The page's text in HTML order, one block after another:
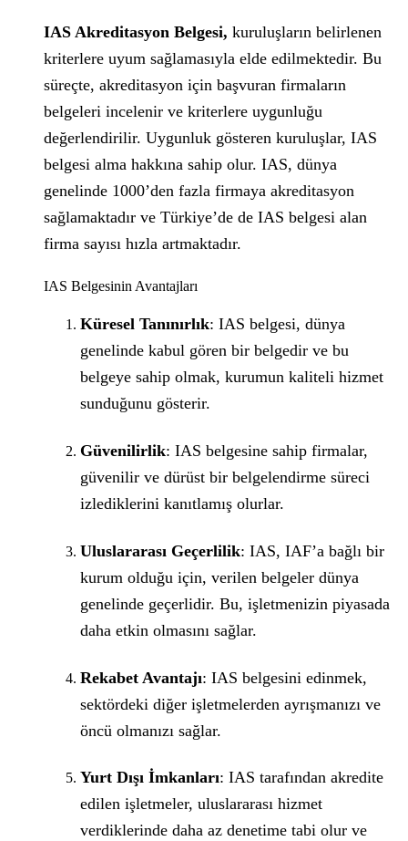
IAS Akreditasyon Belgesi, kuruluşların belirlenen
kriterlere uyum sağlamasıyla elde edilmektedir. Bu
süreçte, akreditasyon için başvuran firmaların
belgeleri incelenir ve kriterlere uygunluğu
değerlendirilir. Uygunluk gösteren kuruluşlar, IAS
belgesi alma hakkına sahip olur. IAS, dünya
genelinde 1000’den fazla firmaya akreditasyon
sağlamaktadır ve Türkiye’de de IAS belgesi alan
firma sayısı hızla artmaktadır.
IAS Belgesinin Avantajları
Küresel Tanınırlık: IAS belgesi, dünya
genelinde kabul gören bir belgedir ve bu
belgeye sahip olmak, kurumun kaliteli hizmet
sunduğunu gösterir.
Güvenilirlik: IAS belgesine sahip firmalar,
güvenilir ve dürüst bir belgelendirme süreci
izlediklerini kanıtlamış olurlar.
Uluslararası Geçerlilik: IAS, IAF’a bağlı bir
kurum olduğu için, verilen belgeler dünya
genelinde geçerlidir. Bu, işletmenizin piyasada
daha etkin olmasını sağlar.
Rekabet Avantajı: IAS belgesini edinmek,
sektördeki diğer işletmelerden ayrışmanızı ve
öncü olmanızı sağlar.
Yurt Dışı İmkanları: IAS tarafından akredite
edilen işletmeler, uluslararası hizmet
verdiklerinde daha az denetime tabi olur ve